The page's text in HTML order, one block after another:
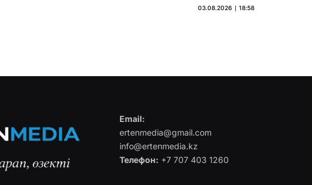
03.08.2026 ∣ 18:58
Email:
ertenmedia@gmail.com
info@ertenmedia.kz
Телефон: +7 707 403 1260